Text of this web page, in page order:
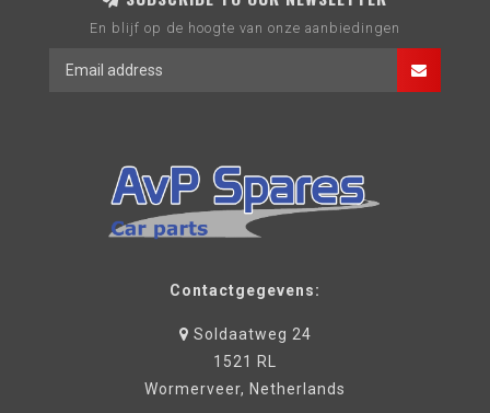
En blijf op de hoogte van onze aanbiedingen
Contactgegevens:
Soldaatweg 24
1521 RL
Wormerveer, Netherlands